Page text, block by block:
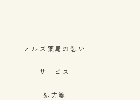
メルズ薬局の想い
サービス
処方箋